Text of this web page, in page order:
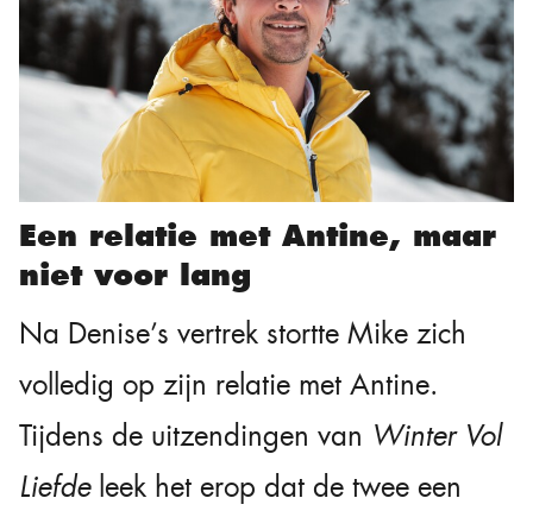
Een relatie met Antine, maar
niet voor lang
Na Denise’s vertrek stortte Mike zich
volledig op zijn relatie met Antine.
Tijdens de uitzendingen van Winter Vol
Liefdeleek het erop dat de twee een